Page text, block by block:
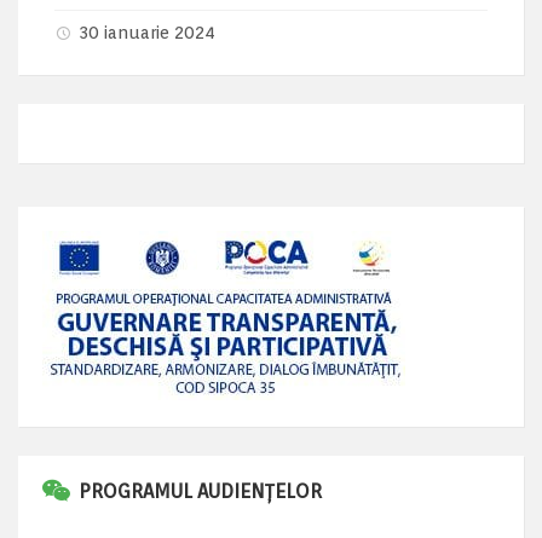
30 ianuarie 2024
PROGRAMUL AUDIENȚELOR